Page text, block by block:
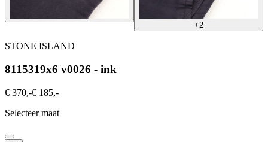
+2
STONE ISLAND
8115319x6 v0026 - ink
€ 370,-€ 185,-
Selecteer maat